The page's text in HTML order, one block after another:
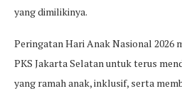
yang dimilikinya.
Peringatan Hari Anak Nasional 2026
PKS Jakarta Selatan untuk terus
yang ramah anak, inklusif, serta